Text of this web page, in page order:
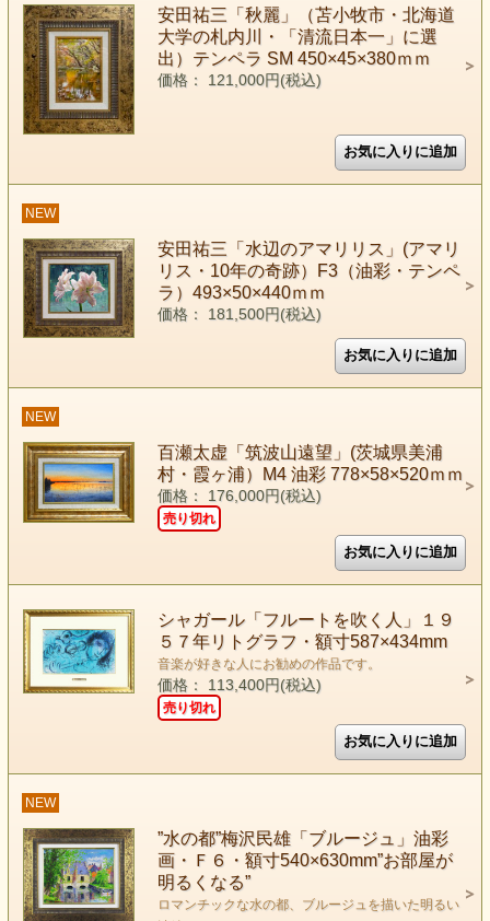
安田祐三「秋麗」（苫小牧市・北海道
大学の札内川・「清流日本一」に選
出）テンペラ SM 450×45×380ｍｍ
価格： 121,000円(税込)
NEW
安田祐三「水辺のアマリリス」(アマリ
リス・10年の奇跡）F3（油彩・テンペ
ラ）493×50×440ｍｍ
価格： 181,500円(税込)
NEW
百瀬太虚「筑波山遠望」(茨城県美浦
村・霞ヶ浦）M4 油彩 778×58×520ｍｍ
価格： 176,000円(税込)
売り切れ
シャガール「フルートを吹く人」１９
５７年リトグラフ・額寸587×434mm
音楽が好きな人にお勧めの作品です。
価格： 113,400円(税込)
売り切れ
NEW
”水の都”梅沢民雄「ブルージュ」油彩
画・Ｆ６・額寸540×630mm”お部屋が
明るくなる”
ロマンチックな水の都、ブルージュを描いた明るい